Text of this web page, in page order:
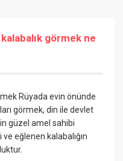
görmek ne
Rüyada evin önünde
görmek, din ile devlet
güzel amel sahibi
eğlenen kalabalığın